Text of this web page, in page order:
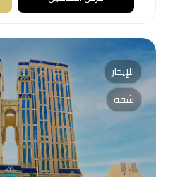
للإيجار
شقة